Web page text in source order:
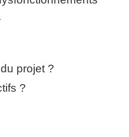
projet ?
?